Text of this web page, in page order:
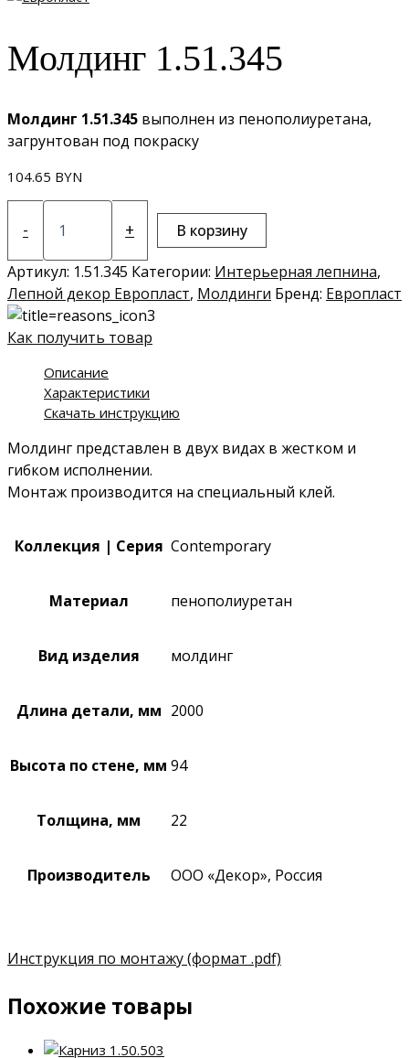
Молдинг 1.51.345
Молдинг 1.51.345 выполнен из пенополиуретана,
загрунтован под покраску
104.65 BYN
-
Количество
1.51.345
+ В корзину
Артикул: 1.51.345 Категории: Интерьерная лепнина,
Лепной декор Европласт, Молдинги Бренд: Европласт
Как получить товар
Описание
Характеристики
Скачать инструкцию
Молдинг представлен в двух видах в жестком и
гибком исполнении.
Монтаж производится на специальный клей.
Коллекция | Серия Contemporary
Материал пенополиуретан
Вид изделия молдинг
Длина детали, мм 2000
Высота по стене, мм 94
Толщина, мм 22
Производитель ООО «Декор», Россия
Инструкция по монтажу(формат .pdf)
Похожие товары